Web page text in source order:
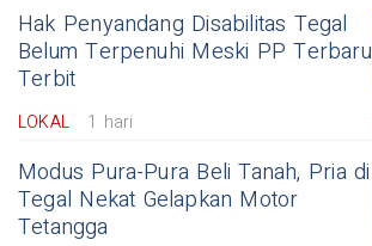
Hak Penyandang Disabilitas Tegal
Belum Terpenuhi Meski PP Terbaru
Terbit
LOKAL 1 hari
Modus Pura-Pura Beli Tanah, Pria di
Tegal Nekat Gelapkan Motor
Tetangga